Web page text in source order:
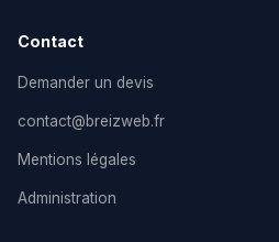
Contact
Demander un devis
contact@breizweb.fr
Mentions légales
Administration